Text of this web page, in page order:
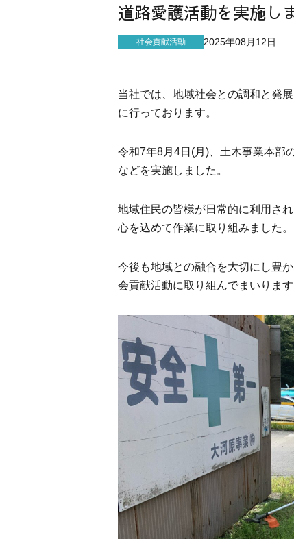
道路愛護活動を実施し
社会貢献活動 2025年08月12日
当社では、地域社会との調和と発
に行っております。
令和7年8月4日(月)、土木事業本部
などを実施しました。
地域住民の皆様が日常的に利用さ
心を込めて作業に取り組みました。
今後も地域との融合を大切にし豊
会貢献活動に取り組んでまいります